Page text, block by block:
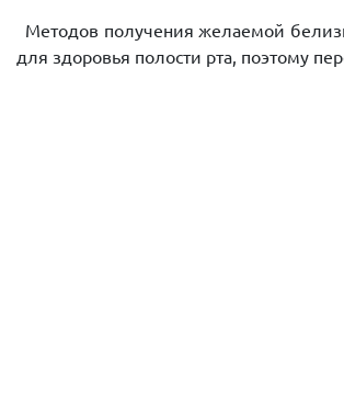
Методов получения желаемой
для здоровья полости рта, поэтому